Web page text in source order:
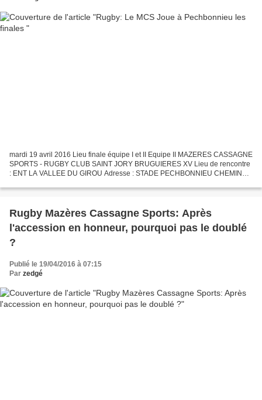
mardi 19 avril 2016 Lieu finale équipe I et II Equipe II MAZERES CASSAGNE
SPORTS - RUGBY CLUB SAINT JORY BRUGUIERES XV Lieu de rencontre
: ENT LA VALLEE DU GIROU Adresse : STADE PECHBONNIEU CHEMIN
Rugby Mazères Cassagne Sports: Après
l'accession en honneur, pourquoi pas le doublé
?
Publié le 19/04/2016 à 07:15
Par zedgé